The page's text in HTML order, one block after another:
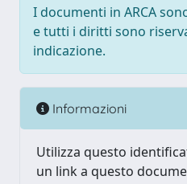
I documenti in ARCA
e tutti i diritti sono
indicazione.
Informazioni
Utilizza questo
un link a questo